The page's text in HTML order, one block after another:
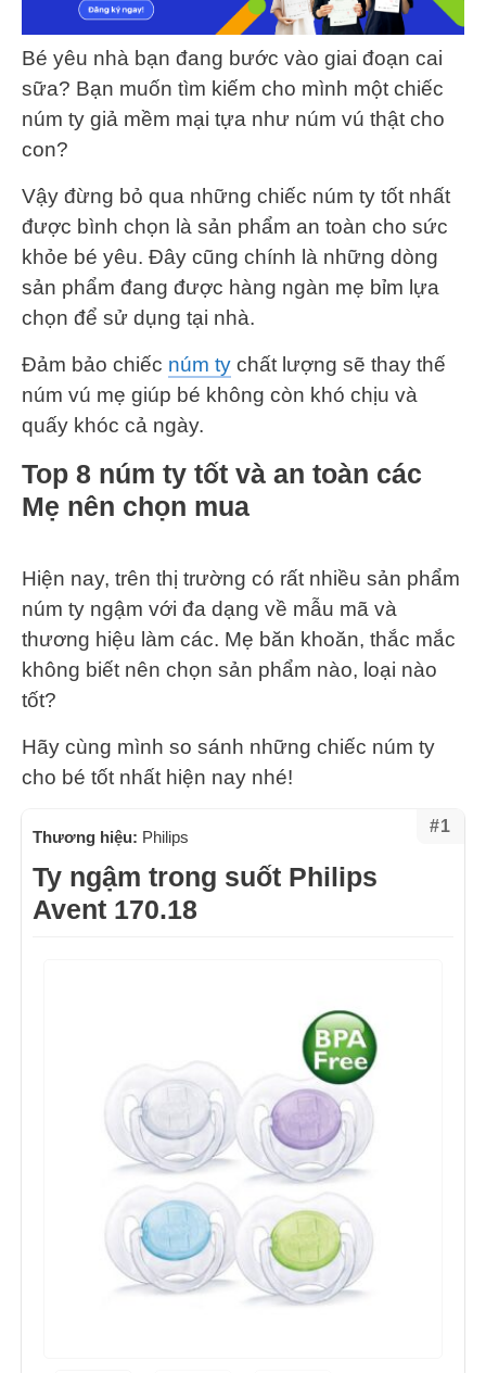
Bé yêu nhà bạn đang bước vào giai đoạn cai
sữa? Bạn muốn tìm kiếm cho mình một chiếc
núm ty giả mềm mại tựa như núm vú thật cho
con?
Vậy đừng bỏ qua những chiếc núm ty tốt nhất
được bình chọn là sản phẩm an toàn cho sức
khỏe bé yêu. Đây cũng chính là những dòng
sản phẩm đang được hàng ngàn mẹ bỉm lựa
chọn để sử dụng tại nhà.
Đảm bảo chiếc núm ty chất lượng sẽ thay thế
núm vú mẹ giúp bé không còn khó chịu và
quấy khóc cả ngày.
Top 8 núm ty tốt và an toàn các
Mẹ nên chọn mua
Hiện nay, trên thị trường có rất nhiều sản phẩm
núm ty ngậm với đa dạng về mẫu mã và
thương hiệu làm các. Mẹ băn khoăn, thắc mắc
không biết nên chọn sản phẩm nào, loại nào
tốt?
Hãy cùng mình so sánh những chiếc núm ty
cho bé tốt nhất hiện nay nhé!
#1
Thương hiệu: Philips
Ty ngậm trong suốt Philips
Avent 170.18